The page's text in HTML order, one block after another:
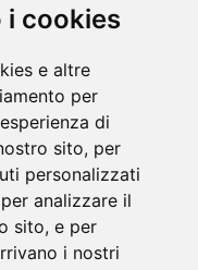
i cookies
e altre
per
di
sito, per
personalizzati
analizzare il
sito, e per
i nostri
il calendario della
Lago di Garda. Il 23
e operatori.
di Suviana e
di Suviana e
cervi, volpi, lepri e lupi.
silenzio. Ritrovo Chiesa